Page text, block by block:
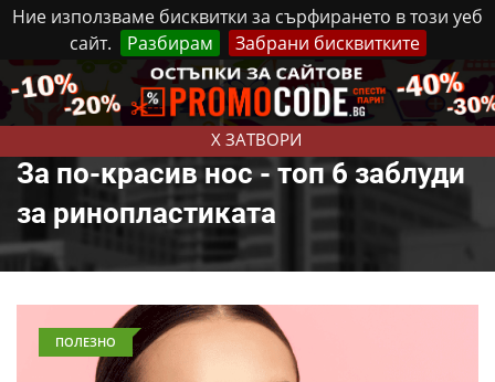
Ние използваме бисквитки за сърфирането в този уеб
сайт.
Разбирам Забрани бисквитките
X ЗАТВОРИ
Петък, 7 Август, 2026 Реклама Контакти
За по-красив нос - топ 6 заблуди
за ринопластиката
ПОЛЕЗНО